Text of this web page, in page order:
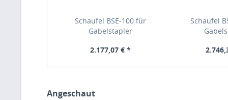
Schaufel BSE-100 für
Gabelstapler
2.177,07 € *
inkl. MwSt
Schaufel
Angeschaut